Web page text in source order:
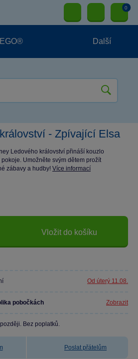
0
Další
- Zpívající Elsa
Ledového království přináší kouzlo
Umožněte svým dětem prožít
zábavy a hudby! Více informací
Vložit do košíku
Od úterý 11.08.
pobočkách Zobrazit
Bez poplatků.
Poslat přátelům